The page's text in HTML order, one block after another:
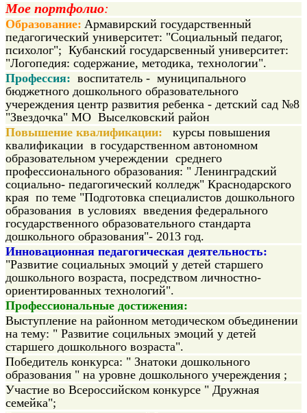
Мое портфолио:
Образование: Армавирский государственный
педагогический университет: "Социальный педагог,
психолог"; Кубанский государсвенный университет:
"Логопедия: содержание, методика, технологии".
Профессия: воспитатель - муниципального
бюджетного дошкольного образовательного
учереждения центр развития ребенка - детский сад №8
"Звездочка" МО Выселковский район
Повышение квалификации:
курсы повышения
квалификации в государственном автономном
образовательном учереждении среднего
профессионального образования: " Ленинградский
социально- педагогический колледж" Краснодарского
края по теме "Подготовка специалистов дошкольного
образования в условиях введения федерального
государственного образовательного стандарта
дошкольного образования"- 2013 год.
Инновационная педагогическая деятельность:
"Развитие социальных эмоций у детей старшего
дошкольного возраста, посредством личностно-
ориентированных технологий".
Профессиональные достижения:
Выступление на районном методическом объединении
на тему: " Развитие социльных эмоций у детей
старшего дошкольного возраста".
Победитель конкурса: " Знатоки дошкольного
образования " на уровне дошкольного учереждения ;
Участие во Всероссийском конкурсе " Дружная
семейка";